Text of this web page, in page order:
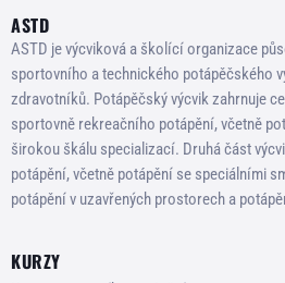
ASTD
ASTD je výcviková a školící organizace
sportovního a technického potápěčského
zdravotníků. Potápěčský výcvik zahrnuje
sportovně rekreačního potápění, včetně
širokou škálu specializací. Druhá část
potápění, včetně potápění se speciálními
potápění v uzavřených prostorech a
KURZY